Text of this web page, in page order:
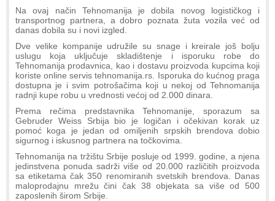
Na ovaj način Tehnomanija je dobila novog logističkog i
transportnog partnera, a dobro poznata žuta vozila već od
danas dobila su i novi izgled.
Dve velike kompanije udružile su snage i kreirale još bolju
uslugu koja uključuje skladištenje i isporuku robe do
Tehnomanija prodavnica, kao i dostavu proizvoda kupcima koji
koriste online servis tehnomanija.rs. Isporuka do kućnog praga
dostupna je i svim potrošačima koji u nekoj od Tehnomanija
radnji kupe robu u vrednosti većoj od 2.000 dinara.
Prema rečima predstavnika Tehnomanije, sporazum sa
Gebruder Weiss Srbija bio je logičan i očekivan korak uz
pomoć koga je jedan od omiljenih srpskih brendova dobio
sigurnog i iskusnog partnera na točkovima.
Tehnomanija na tržištu Srbije posluje od 1999. godine, a njena
jedinstvena ponuda sadrži više od 20.000 različitih proizvoda
sa etiketama čak 350 renomiranih svetskih brendova. Danas
maloprodajnu mrežu čini čak 38 objekata sa više od 500
zaposlenih širom Srbije.